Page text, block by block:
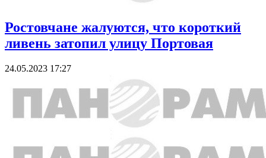
Ростовчане жалуются, что короткий
ливень затопил улицу Портовая
24.05.2023 17:27